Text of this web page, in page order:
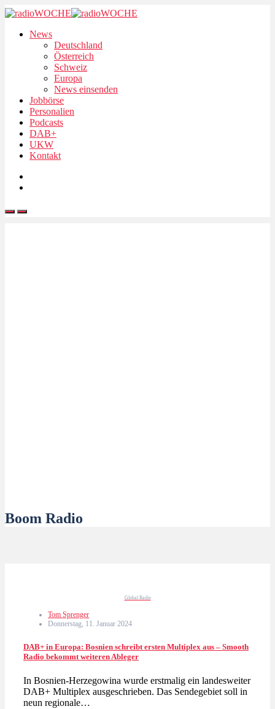
News
Deutschland
Österreich
Schweiz
Europa
News einsenden
Jobbörse
Personalien
Podcasts
DAB+
UKW
Kontakt
Boom Radio
Global Radio
Tom Sprenger
Donnerstag, 11. Januar 2024
DAB+ in Europa: Bosnien schreibt ersten Multiplex aus – Smooth
Radio bekommt weiteren Ableger
In Bosnien-Herzegowina wurde erstmalig ein landesweiter
DAB+ Multiplex ausgeschrieben. Das Sendegebiet soll in
neun regionale…